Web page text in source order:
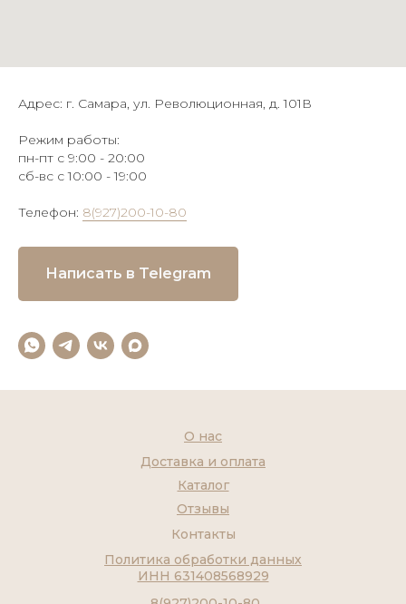
Адрес: г. Самара, ул. Революционная, д. 101В
Режим работы:
пн-пт с 9:00 - 20:00
сб-вс с 10:00 - 19:00
Телефон: 8(927)200-10-80
Написать в Telegram
Контакты
Каталог
О нас
Доставка и оплата
Отзывы
Политика обработки данных
ИНН 631408568929